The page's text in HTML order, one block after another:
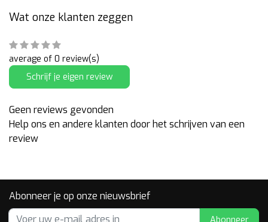
Wat onze klanten zeggen
average of 0 review(s)
Schrijf je eigen review
Geen reviews gevonden
Help ons en andere klanten door het schrijven van een
review
Abonneer je op onze nieuwsbrief
Abonneer